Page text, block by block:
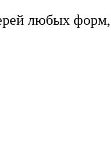
любых